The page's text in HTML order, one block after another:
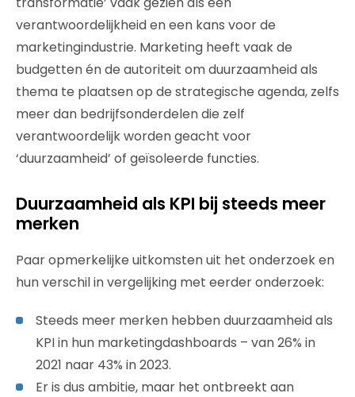
verantwoordelijkheid en een kans voor de
marketingindustrie. Marketing heeft vaak de
budgetten én de autoriteit om duurzaamheid als
thema te plaatsen op de strategische agenda, zelfs
meer dan bedrijfsonderdelen die zelf
verantwoordelijk worden geacht voor
‘duurzaamheid’ of geïsoleerde functies.
Duurzaamheid als KPI bij steeds meer
merken
Paar opmerkelijke uitkomsten uit het onderzoek en
hun verschil in vergelijking met eerder onderzoek:
Steeds meer merken hebben duurzaamheid als
KPI in hun marketingdashboards – van 26% in
2021 naar 43% in 2023.
Er is dus ambitie, maar het ontbreekt aan